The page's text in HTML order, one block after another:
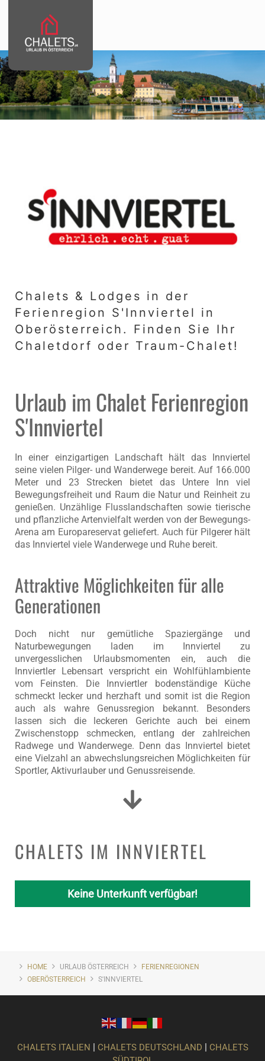
Chalets & Lodges in der
Ferienregion S'Innviertel in
Oberösterreich. Finden Sie Ihr
Chaletdorf oder Traum-Chalet!
Urlaub im Chalet Ferienregion
S'Innviertel
In einer einzigartigen Landschaft hält das Innviertel
seine vielen Pilger- und Wanderwege bereit. Auf 166.000
Meter und 23 Strecken bietet das Untere Inn viel
Bewegungsfreiheit und Raum die Natur und Reinheit zu
genießen. Unzählige Flusslandschaften sowie tierische
und pflanzliche Artenvielfalt werden von der Bewegungs-
Arena am Europareservat geliefert. Auch für Pilgerer hält
das Innviertel viele Wanderwege und Ruhe bereit.
Attraktive Möglichkeiten für alle
Generationen
Doch nicht nur gemütliche Spaziergänge und
Naturbewegungen laden im Innviertel zu
unvergesslichen Urlaubsmomenten ein, auch die
Innviertler Lebensart verspricht ein Wohlfühlambiente
vom Feinsten. Die Innviertler bodenständige Küche
schmeckt lecker und herzhaft und somit ist die Region
auch als wahre Genussregion bekannt. Besonders
lassen sich die leckeren Gerichte auch bei einem
Zwischenstopp schmecken, entlang der zahlreichen
Radwege und Wanderwege. Denn das Innviertel bietet
eine Vielzahl an abwechslungsreichen Möglichkeiten für
Sportler, Aktivurlauber und Genussreisende.
CHALETS IM INNVIERTEL
Keine Unterkunft verfügbar!
HOME URLAUB ÖSTERREICH
FERIENREGIONEN
OBERÖSTERREICH
S'INNVIERTEL
CHALETS ITALIEN | CHALETS DEUTSCHLAND | CHALETS